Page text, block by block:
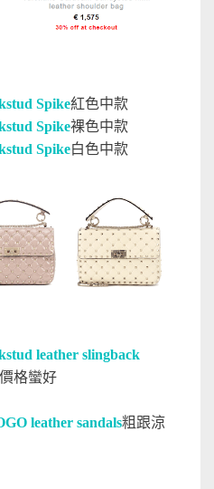
Spike紅色中款
Spike裸色中款
Spike白色中款
leather slingback
格蠻好
leather sandals粗跟涼